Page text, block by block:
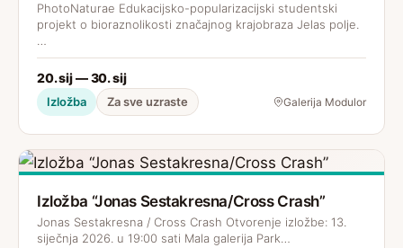
PhotoNaturae Edukacijsko-popularizacijski studentski
projekt o bioraznolikosti značajnog krajobraza Jelas polje.
20. sij — 30. sij
Izložba Za sve uzraste Galerija Modulor
Izložba “Jonas Sestakresna/Cross Crash”
Jonas Sestakresna / Cross Crash Otvorenje izložbe: 13.
siječnja 2026. u 19:00 sati Mala galerija Park…